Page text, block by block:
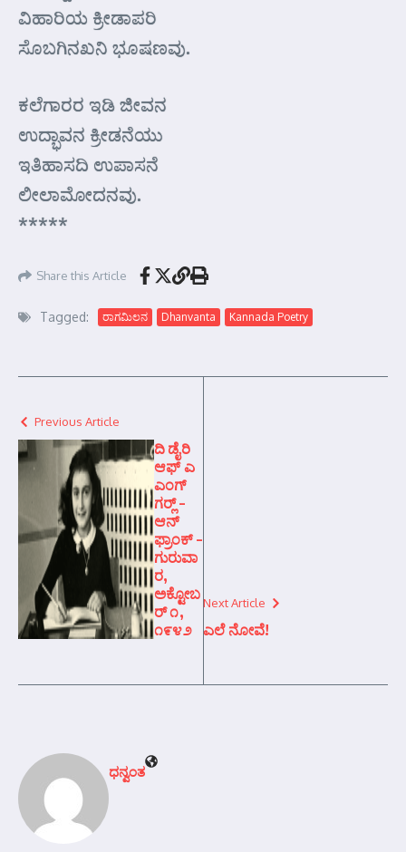
ವಿಹಾರಿಯ ಕ್ರೀಡಾಪರಿ
ಸೊಬಗಿನಖನಿ ಭೂಷಣವು.
ಕಲೆಗಾರರ ಇಡಿ ಜೀವನ
ಉದ್ಭಾವನ ಕ್ರೀಡನೆಯು
ಇತಿಹಾಸದಿ ಉಪಾಸನೆ
ಲೀಲಾಮೋದನವು.
*****
Share this Article
Tagged: ರಾಗಮಿಲನ Dhanvanta Kannada Poetry
Previous Article
ದಿ ಡೈರಿ
ಆಫ್ ಎ
ಎಂಗ್
ಗರ್‍ಲ್ –
ಆನ್‌
ಫ್ರಾಂಕ್ –
ಗುರುವಾ
ರ,
ಅಕ್ಟೋಬ
ರ್ ೧,
೧೯೪೨
Next Article
ಎಲೆ ನೋವೆ!
ಧನ್ವಂತ